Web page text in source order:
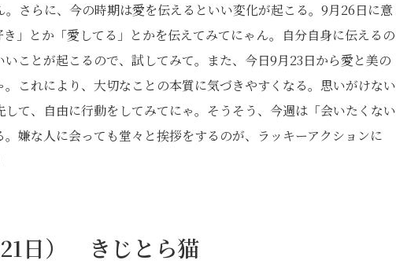
さらに、今の時期は愛を伝えるといい変化が起こる。9月26日に意
」とか「愛してる」とかを伝えてみてにゃん。自分自身に伝えるの
ことが起こるので、試してみて。また、今日9月23日から愛と美の
これにより、大切なことの本質に気づきやすくなる。思いがけない
て、自由に行動をしてみてにゃ。そうそう、今週は「会いたくない
嫌な人に会っても堂々と挨拶をするのが、ラッキーアクションに
21日） きじとら猫